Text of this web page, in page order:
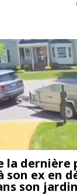
la dernière
ex en
son